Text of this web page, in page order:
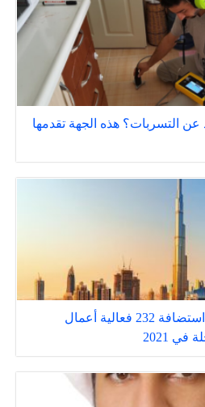
عن التسربات؟ هذه الجهة تقدمها
دبي تفوز خلال 2022 بحق استضافة 232 فعالية أعمال
2021